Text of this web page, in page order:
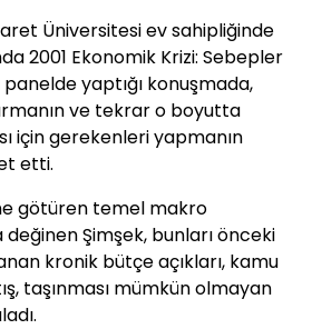
Üniversitesi ev sahipliğinde
2001 Ekonomik Krizi: Sebepler
yaptığı konuşmada,
ve tekrar o boyutta
için gerekenleri yapmanın
etti.
götüren temel makro
Şimşek, bunları önceki
kronik bütçe açıkları, kamu
taşınması mümkün olmayan